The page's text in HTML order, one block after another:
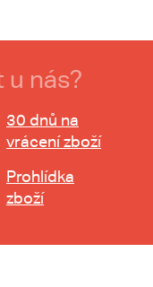
nás?
30 dnů na
vrácení zboží
Prohlídka
zboží